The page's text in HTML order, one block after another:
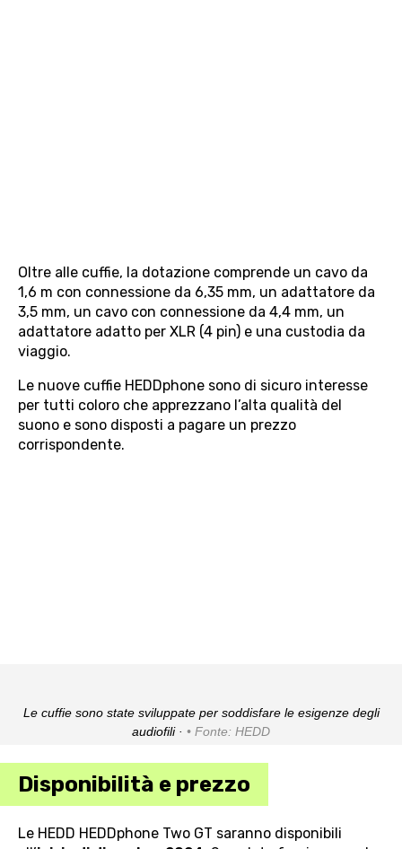
Oltre alle cuffie, la dotazione comprende un cavo da
1,6 m con connessione da 6,35 mm, un adattatore da
3,5 mm, un cavo con connessione da 4,4 mm, un
adattatore adatto per XLR (4 pin) e una custodia da
viaggio.
Le nuove cuffie HEDDphone sono di sicuro interesse
per tutti coloro che apprezzano l’alta qualità del
suono e sono disposti a pagare un prezzo
corrispondente.
Le cuffie sono state sviluppate per soddisfare le esigenze degli
audiofili ·
Fonte: HEDD
Disponibilità e prezzo
Le HEDD HEDDphone Two GT saranno disponibili